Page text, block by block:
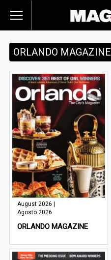
ORLANDO MAGAZINE
August 2026 |
Agosto 2026
ORLANDO MAGAZINE